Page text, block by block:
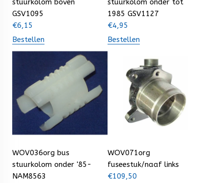
stuurkolom boven
GSV1095
€6,15
Bestellen
stuurkolom onder tot
1985 GSV1127
€4,95
Bestellen
WOV036org bus
stuurkolom onder '85-
NAM8563
WOV071org
fuseestuk/naaf links
€109,50